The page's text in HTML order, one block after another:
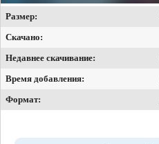
Размер:
Скачано:
Недавнее скачивание:
Время добавления:
Формат: